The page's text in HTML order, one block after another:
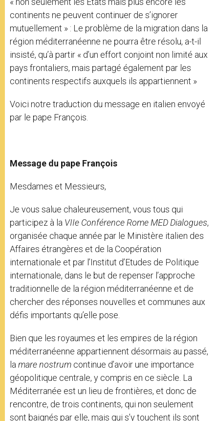
continents ne peuvent continuer de s’ignorer
mutuellement » : Le problème de la migration dans la
région méditerranéenne ne pourra être résolu, a-t-il
insisté, qu’à partir « d’un effort conjoint non limité aux
pays frontaliers, mais partagé également par les
continents respectifs auxquels ils appartiennent »
Voici notre traduction du message en italien envoyé
par le pape François.
Message du pape François
Mesdames et Messieurs,
Je vous salue chaleureusement, vous tous qui
participez à la VIIe Conférence Rome MED Dialogues,
organisée chaque année par le Ministère italien des
Affaires étrangères et de la Coopération
internationale et par l’Institut d’Etudes de Politique
internationale, dans le but de repenser l’approche
traditionnelle de la région méditerranéenne et de
chercher des réponses nouvelles et communes aux
défis importants qu’elle pose.
Bien que les royaumes et les empires de la région
méditerranéenne appartiennent désormais au passé,
la mare nostrum continue d’avoir une importance
géopolitique centrale, y compris en ce siècle. La
Méditerranée est un lieu de frontières, et donc de
rencontre, de trois continents, qui non seulement
sont baignés par elle, mais qui s’y touchent ils sont